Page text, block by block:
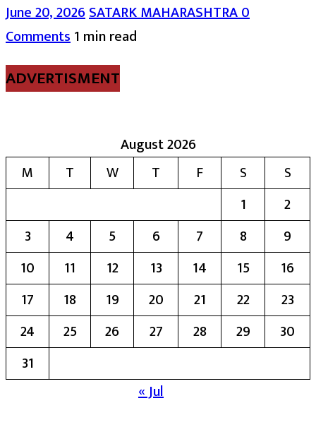
June 20, 2026SATARK MAHARASHTRA0
Comments1 min read
ADVERTISMENT
August 2026
M
T W T F S
S
1
2
3
4 5 6 7 8
9
10
11 12 13 14 15
16
17
18 19 20 21 22
23
24
25 26 27 28 29
30
31
« Jul